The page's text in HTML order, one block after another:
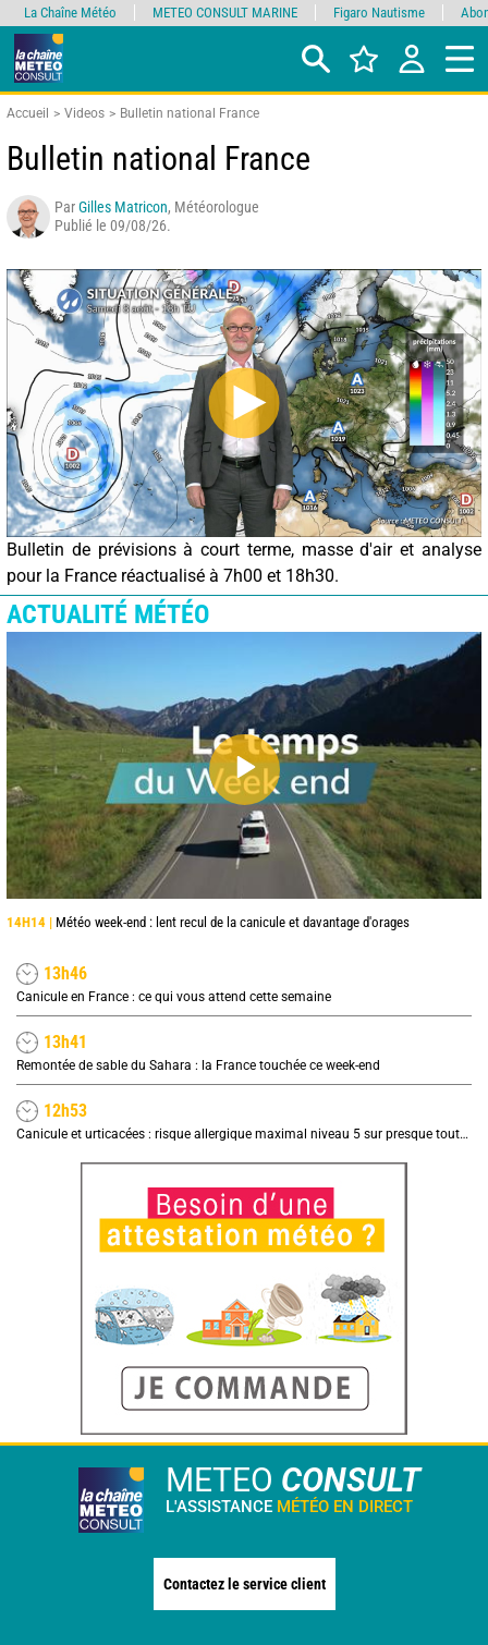
Accueil Videos Bulletin national France
Bulletin national France
ParGilles Matricon, Météorologue
Publié le 09/08/26.
Bulletin de prévisions à court terme, masse d'air et analyse
pour la France réactualisé à 7h00 et 18h30.
ACTUALITÉ MÉTÉO
14H14 | Météo week-end : lent recul de la canicule et davantage d'orages
13h46
Canicule en France : ce qui vous attend cette semaine
13h41
Remontée de sable du Sahara : la France touchée ce week-end
12h53
Canicule et urticacées : risque allergique maximal niveau 5 sur presque toute la France lundi
METEO CONSULT
L'ASSISTANCE MÉTÉO EN DIRECT
Contactez le service client
La Chaîne Météo METEO CONSULT MARINE Figaro Nautisme